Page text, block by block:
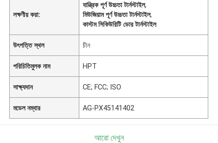
লক্ষণীয় করা:
যান্ত্রিক পূর্ণ উচ্চতা টার্নস্টাইল,
মিউজিয়াম পূর্ণ উচ্চতা টার্নস্টাইল,
কাস্টম সিকিউরিটি ডোর টার্নস্টাইল
উৎপত্তি স্থল চীন
পরিচিতিমুলক নাম HPT
সাক্ষ্যদান CE; FCC; ISO
মডেল নম্বার AG-PX45141402
আরো দেখুন